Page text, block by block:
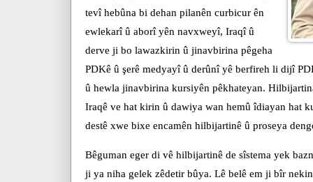
tevî hebûna bi dehan pilanên curbicur ên
ewlekarî û aborî yên navxweyî, Iraqî û
derve ji bo lawazkirin û jinavbirina pêgeha
PDKê û şerê medyayî û derûnî yê berfireh li dijî
û hewla jinavbirina kursiyên pêkhateyan.
Iraqê ve hat kirin û dawiya wan hemû îdiayan hat
destê xwe bixe encamên hilbijartinê û proseya
Bêguman eger di vê hilbijartinê de sîstema yek
ji ya niha gelek zêdetir bûya. Lê belê em ji bîr